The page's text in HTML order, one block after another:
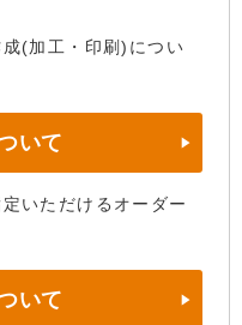
(加工・印刷)につい
いて
いただけるオーダー
いて